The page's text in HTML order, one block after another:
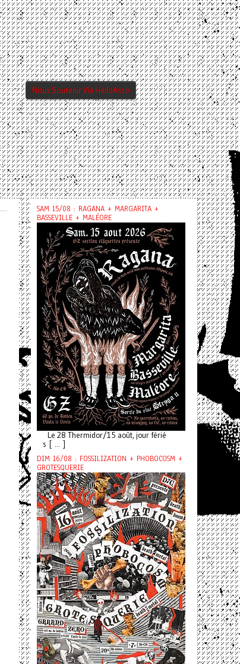
Nous Soutenir Via HelloAsso
SAM 15/08 : RAGANA + MARGARITA +
BASSEVILLE + MALÉORE
Le 28 Thermidor/15 août, jour férié
s [ ... ]
DIM 16/08 : FOSSILIZATION + PHOBOCOSM +
GROTESQUERIE